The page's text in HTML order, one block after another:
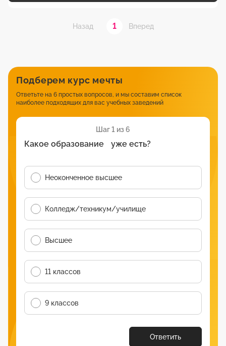
Назад 1 Вперед
Подберем курс мечты
Ответьте на 6 простых вопросов, и мы составим список
наиболее подходящих для вас учебных заведений
Шаг 1 из 6
Какое образование уже есть?
Неоконченное высшее
Колледж/техникум/училище
Высшее
11 классов
9 классов
Ответить